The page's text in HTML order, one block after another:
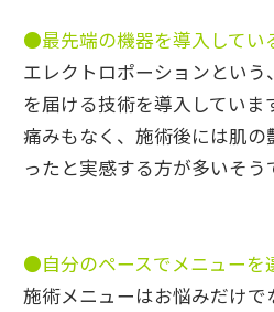
●最先端の機器を導入してい
エレクトロポーションとい
を届ける技術を導入していま
痛みもなく、施術後には肌の
ったと実感する方が多いそう
●自分のペースでメニューを
施術メニューはお悩みだけ